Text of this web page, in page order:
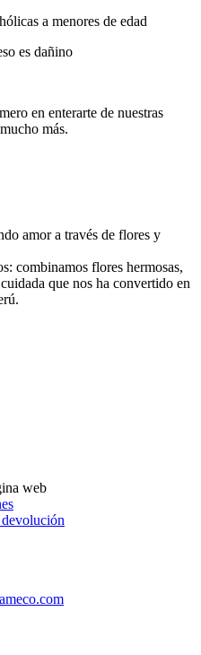
a menores de edad
es dañino
en enterarte de nuestras
más.
amor a través de flores y
combinamos flores hermosas,
que nos ha convertido en
web